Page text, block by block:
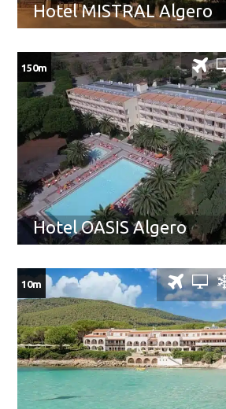
Hotel MISTRAL Algero
Hotel OASIS Algero
150m
10m